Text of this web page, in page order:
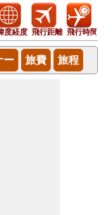
度経度 飛行距離 飛行時間
ー 旅費 旅程